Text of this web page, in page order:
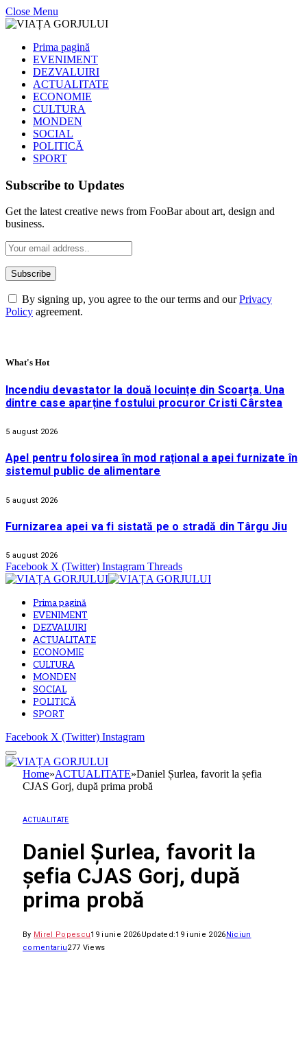
Close Menu
Prima pagină
EVENIMENT
DEZVALUIRI
ACTUALITATE
ECONOMIE
CULTURA
MONDEN
SOCIAL
POLITICĂ
SPORT
Subscribe to Updates
Get the latest creative news from FooBar about art, design and
business.
By signing up, you agree to the our terms and ourPrivacy
Policy agreement.
What's Hot
Incendiu devastator la două locuințe din Scoarța. Una
dintre case aparține fostului procuror Cristi Cârstea
5 august 2026
Apel pentru folosirea în mod rațional a apei furnizate în
sistemul public de alimentare
5 august 2026
Furnizarea apei va fi sistată pe o stradă din Târgu Jiu
5 august 2026
Facebook X (Twitter) Instagram Threads
Prima pagină
EVENIMENT
DEZVALUIRI
ACTUALITATE
ECONOMIE
CULTURA
MONDEN
SOCIAL
POLITICĂ
SPORT
Facebook X (Twitter) Instagram
Home»ACTUALITATE»Daniel Șurlea, favorit la șefia
CJAS Gorj, după prima probă
ACTUALITATE
Daniel Șurlea, favorit la
șefia CJAS Gorj, după
prima probă
By Mirel Popescu19 iunie 2026Updated:19 iunie 2026Niciun
comentariu277 Views